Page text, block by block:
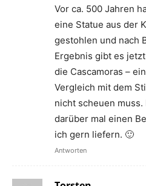
Vor ca. 500 Jahren
eine Statue aus der
gestohlen und nach
Ergebnis gibt es
die Cascamoras –
Vergleich mit dem
nicht scheuen
darüber mal einen
ich gern liefern. 🙂
Antworten